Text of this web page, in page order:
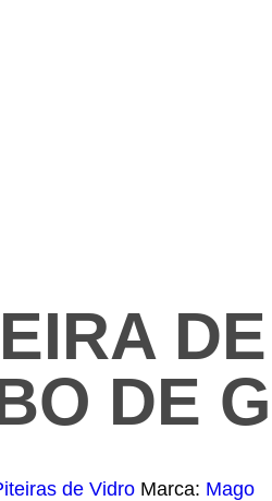
DE
de Vidro Marca: Mago